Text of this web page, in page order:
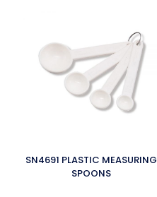
SN4691 PLASTIC MEASURING
SPOONS